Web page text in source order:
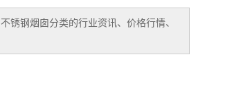
不锈钢烟囱分类的行业资讯、价格行情、